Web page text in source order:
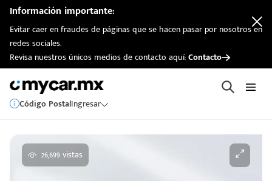
Información importante:
Evitar caer en fraudes de páginas que se hacen pasar por nosotros en
redes sociales.
Revisa nuestros únicos medios de contacto aquí:Contacto
Código PostalIngresar
26,699 vistas